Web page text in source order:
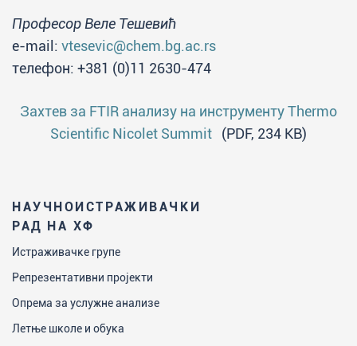
НАУЧНОИСТРАЖИВАЧКИ
РАД НА ХФ
Истраживачке групе
Репрезентативни пројекти
Опрема за услужне анализе
Летње школе и обука
Професор Веле Тешевић
e-mail: vtesevic@chem.bg.ac.rs
телефон: +381 (0)11 2630-474
Захтев за FTIR анализу на инструменту Thermo
Scientific Nicolet Summit (PDF, 234 KB)